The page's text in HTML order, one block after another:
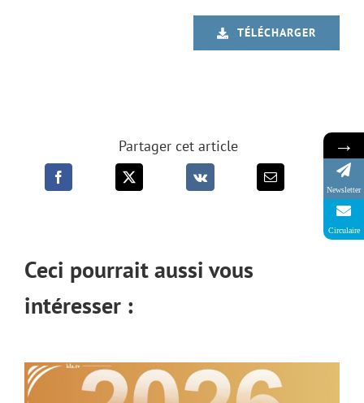
TÉLÉCHARGER
Partager cet article
Ceci pourrait aussi vous
intéresser :
→
Newsletter
Circulaire